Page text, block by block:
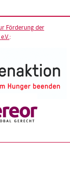
Förderung der
: